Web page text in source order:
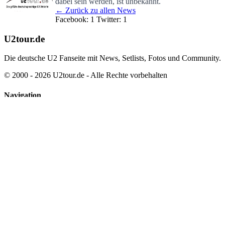
← Zurück zu allen News
Facebook: 1 Twitter: 1
U2tour.de
Die deutsche U2 Fanseite mit News, Setlists, Fotos und Community.
© 2000 - 2026 U2tour.de - Alle Rechte vorbehalten
Navigation